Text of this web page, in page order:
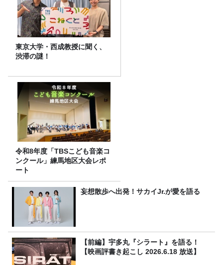
東京大学・西成教授に聞く、
渋滞の謎！
令和8年度「TBSこども音楽コ
ンクール」練馬地区大会レポ
ート
妄想散歩へ出発！サカイJr.が愛を語る
【前編】宇多丸『シラート』を語る！
【映画評書き起こし 2026.6.18 放送】